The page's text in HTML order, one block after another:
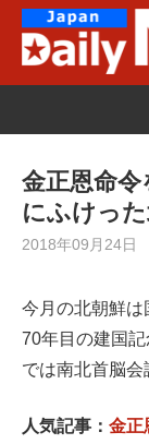
金正恩命令
にふけっ
2018年09月24日
今月の北朝鮮は
70年目の建国
では南北首脳会
人気記事： 金正